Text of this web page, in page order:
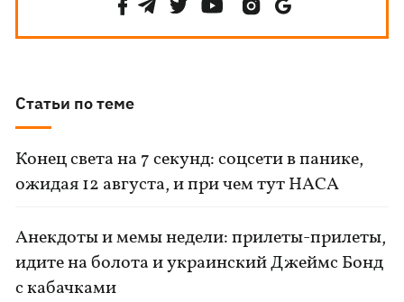
Статьи по теме
Конец света на 7 секунд: соцсети в панике,
ожидая 12 августа, и при чем тут НАСА
Анекдоты и мемы недели: прилеты-прилеты,
идите на болота и украинский Джеймс Бонд
с кабачками